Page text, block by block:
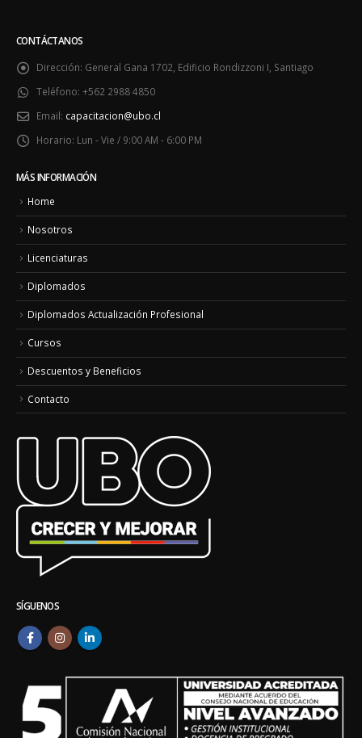
CONTÁCTANOS
Dirección: General Gana 1702, Edificio Rondizzoni I, Santiago
Teléfono: +562 2988 4850
Email: capacitacion@ubo.cl
Horario: Lun - Vie / 9:00 AM - 6:00 PM
MÁS INFORMACIÓN
Home
Nosotros
Licenciaturas
Diplomados
Diplomados Actualización Profesional
Cursos
Descuentos y Beneficios
Contacto
SÍGUENOS